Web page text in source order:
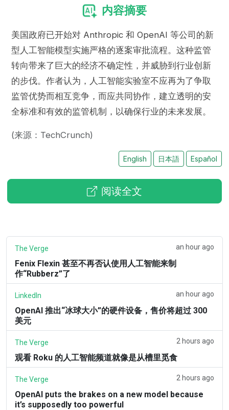
内容摘要
美国政府已开始对 Anthropic 和 OpenAI 等公司的新
型人工智能模型实施严格的逐案审批流程。这种监管
转向带来了巨大的经济不确定性，并威胁到行业创新
的步伐。作者认为，人工智能实验室不应再为了争取
监管优势而相互竞争，而应共同协作，建立透明的安
全标准和有效的监管机制，以确保行业的未来发展。
(来源：TechCrunch)
English 日本語 Español
阅读全文
The Verge an hour ago
Fenix Flexin 甚至不再否认使用人工智能来制
作“Rubberz”了
LinkedIn an hour ago
OpenAI 推出“冰球大小”的硬件设备，售价将超过 300
美元
The Verge 2 hours ago
观看 Roku 的人工智能频道就像是从槽里觅食
The Verge 2 hours ago
OpenAI puts the brakes on a new model because
it’s supposedly too powerful